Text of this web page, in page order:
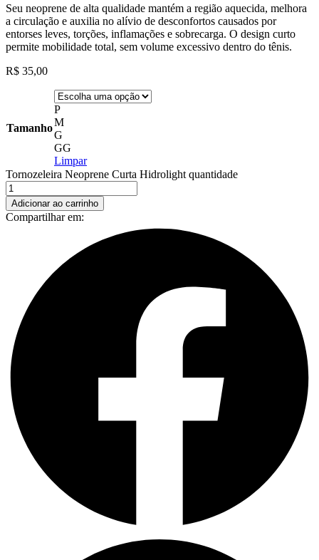
Seu neoprene de alta qualidade mantém a região aquecida, melhora
a circulação e auxilia no alívio de desconfortos causados por
entorses leves, torções, inflamações e sobrecarga. O design curto
permite mobilidade total, sem volume excessivo dentro do tênis.
R$ 35,00
Tamanho
P
M
G
GG
Limpar
Tornozeleira Neoprene Curta Hidrolight quantidade
Adicionar ao carrinho
Compartilhar em: